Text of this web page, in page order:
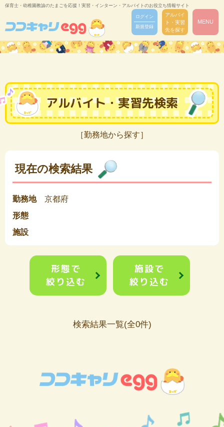
保育士・幼稚園教諭のたまごを応援！実習・インターン・アルバイトのお役立ち情報サイト
ログイン
新規登録
アルバイ
ト・実習
先を探す
MENU
アルバイト・実習先検索
［勤務地から探す］
現在の検索結果
勤務地
京都府
形態
施設
形態で
絞り込む
施設で
絞り込む
検索結果一覧(全0件)